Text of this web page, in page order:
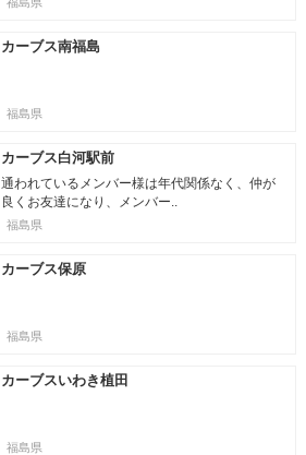
カーブス南福島
福島県
カーブス白河駅前
通われているメンバー様は年代関係なく、仲が
良くお友達になり、メンバー..
福島県
カーブス保原
福島県
カーブスいわき植田
福島県